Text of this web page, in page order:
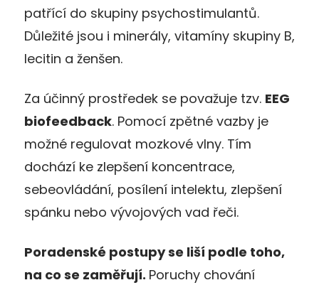
patřící do skupiny psychostimulantů.
Důležité jsou i minerály, vitamíny skupiny B,
lecitin a ženšen.
Za účinný prostředek se považuje tzv. EEG
biofeedback. Pomocí zpětné vazby je
možné regulovat mozkové vlny. Tím
dochází ke zlepšení koncentrace,
sebeovládání, posílení intelektu, zlepšení
spánku nebo vývojových vad řeči.
Poradenské postupy se liší podle toho,
na co se zaměřují. Poruchy chování